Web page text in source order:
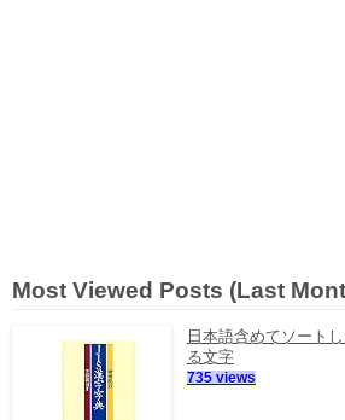
Most Viewed Posts (Last
日本語含めてソート
る文字
735 views